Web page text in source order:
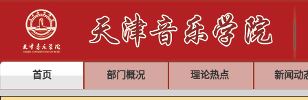
首页 部门概况 理论热点 新闻动